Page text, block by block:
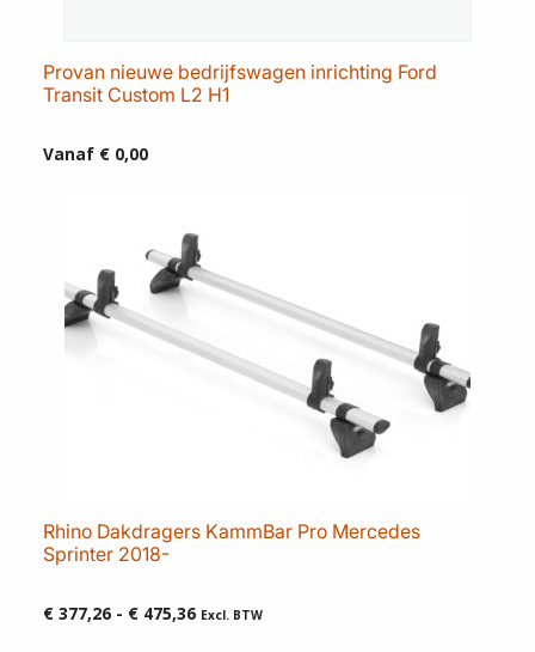
Provan nieuwe bedrijfswagen inrichting Ford
Transit Custom L2 H1
Vanaf € 0,00
Rhino Dakdragers KammBar Pro Mercedes
Sprinter 2018-
€ 377,26 - € 475,36Prijsklasse:
Excl. BTW